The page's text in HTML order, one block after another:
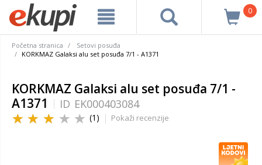
0
Početna stranica
Setovi posuđa
KORKMAZ Galaksi alu set posuđa 7/1 - A1371
KORKMAZ Galaksi alu set posuđa 7/1 -
A1371
ID EK000403084
(1) Pokaži recenzije